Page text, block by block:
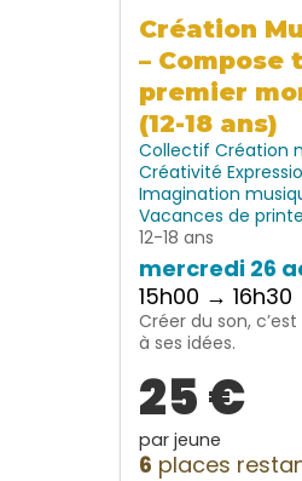
Création
– Compose
premier
(12-18 ans)
Collectif Création
Créativité
Imagination
Vacances de
12-18 ans
mercredi 26
15h00 → 16h30
Créer du son,
à ses idées.
25 €
par jeune
6 places